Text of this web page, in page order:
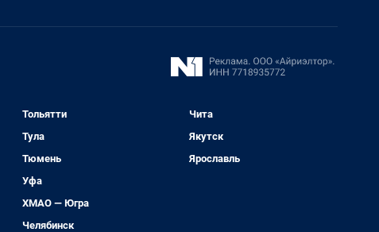
Тольятти
Тула
Тюмень
Уфа
ХМАО — Югра
Челябинск
Чита
Якутск
Ярославль